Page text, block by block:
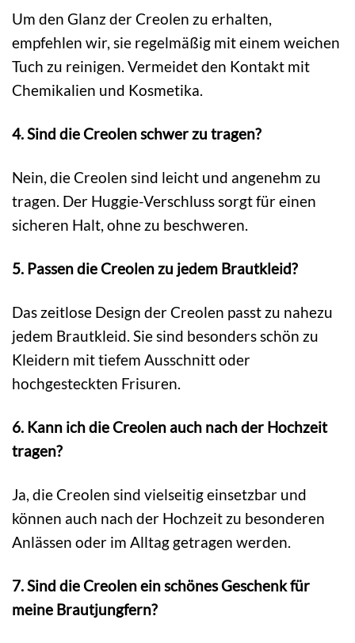
Um den Glanz der Creolen zu erhalten,
empfehlen wir, sie regelmäßig mit einem weichen
Tuch zu reinigen. Vermeidet den Kontakt mit
Chemikalien und Kosmetika.
4. Sind die Creolen schwer zu tragen?
Nein, die Creolen sind leicht und angenehm zu
tragen. Der Huggie-Verschluss sorgt für einen
sicheren Halt, ohne zu beschweren.
5. Passen die Creolen zu jedem Brautkleid?
Das zeitlose Design der Creolen passt zu nahezu
jedem Brautkleid. Sie sind besonders schön zu
Kleidern mit tiefem Ausschnitt oder
hochgesteckten Frisuren.
6. Kann ich die Creolen auch nach der Hochzeit
tragen?
Ja, die Creolen sind vielseitig einsetzbar und
können auch nach der Hochzeit zu besonderen
Anlässen oder im Alltag getragen werden.
7. Sind die Creolen ein schönes Geschenk für
meine Brautjungfern?